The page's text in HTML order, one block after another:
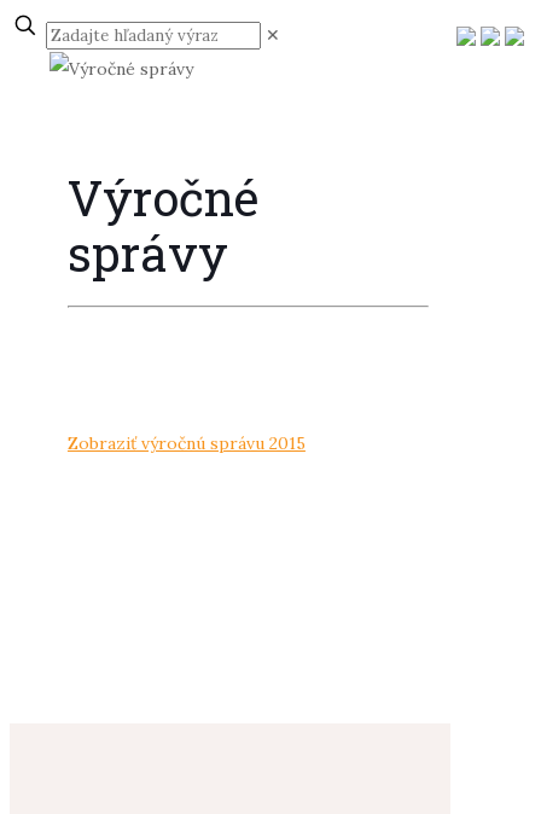
✕
Výročné
správy
Zobraziť výročnú správu 2015